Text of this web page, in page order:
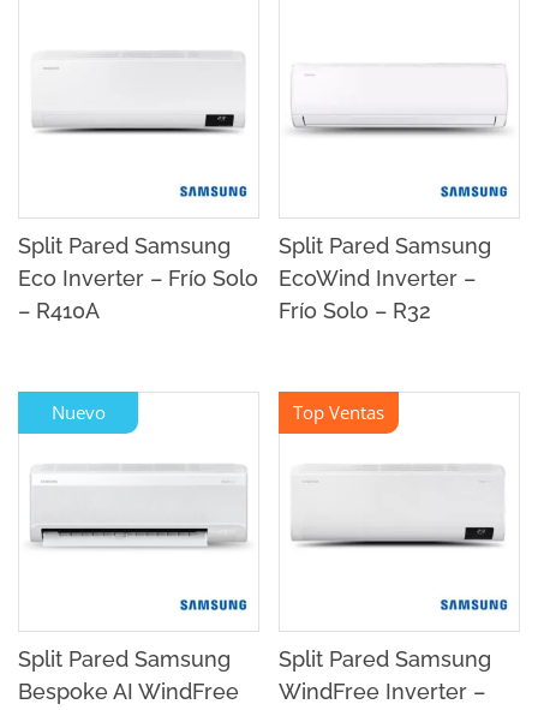
Split Pared Samsung
Eco Inverter – Frío Solo
– R410A
Split Pared Samsung
EcoWind Inverter –
Frío Solo – R32
Nuevo
Split Pared Samsung
Bespoke AI WindFree
Top Ventas
Split Pared Samsung
WindFree Inverter –